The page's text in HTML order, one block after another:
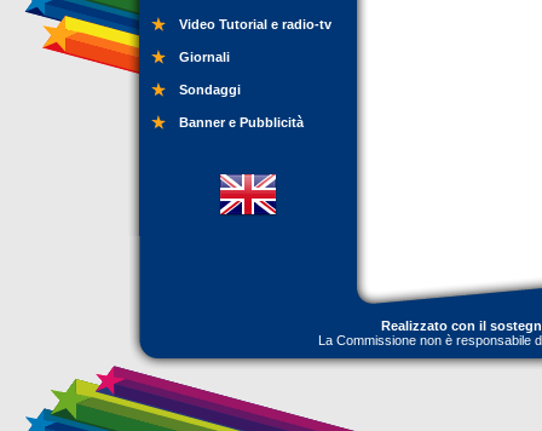
Video Tutorial e radio-tv
Giornali
Sondaggi
Banner e Pubblicità
Realizzato con il
La Commissione non è responsabile